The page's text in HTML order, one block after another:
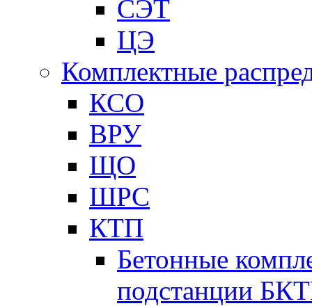
СЭТ
ЦЭ
Комплектные
КСО
ВРУ
ЩО
ШРС
КТП
Бетонные
подстанции